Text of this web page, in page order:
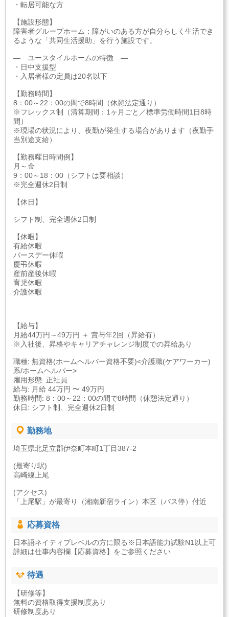
・転居可能な方
【施設形態】
障害者グループホーム：障がいのある方が自分らしく生活でき
るような「共同生活援助」を行う施設です。
― ユースタイルホームの特徴 ―
・日中支援型
・入居者様の定員は20名以下
【勤務時間】
8：00～22：00の間で8時間（休憩法定通り）
※フレックス制（清算期間：1ヶ月ごと／標準労働時間1日8時
間）
※現場の状況により、夜勤が発生する場合があります（夜勤手
当別途支給）
【勤務曜日時間例】
月～金
9：00～18：00（シフトは要相談）
※完全週休2日制
【休日】
シフト制、完全週休2日制
【休暇】
有給休暇
バースデー休暇
慶弔休暇
産前産後休暇
育児休暇
介護休暇
【給与】
月給44万円～49万円 ＋ 賞与年2回（昇給有）
※入社後、昇格やキャリアチャレンジ制度での昇給あり
職種: 無資格(ホームヘルパー資格不要)<介護職(ケアワーカー)
系/ホームヘルパー>
雇用形態: 正社員
給与: 月給 44万円 〜 49万円
勤務時間: 8：00～22：00の間で8時間（休憩法定通り）
休日: シフト制、完全週休2日制
勤務地
埼玉県北足立郡伊奈町本町1丁目387-2
(最寄り駅)
高崎線上尾
(アクセス)
「上尾駅」が最寄り（湘南新宿ライン）本区（バス停）付近
応募資格
日本語ネイティブレベルの方に限る※日本語能力試験N1以上可
詳細は仕事内容欄【応募資格】をご参照ください
待遇
【研修等】
無料の資格取得支援制度あり
研修制度あり